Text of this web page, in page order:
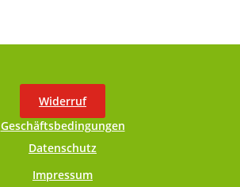
Widerruf
Geschäftsbedingungen
Datenschutz
Impressum